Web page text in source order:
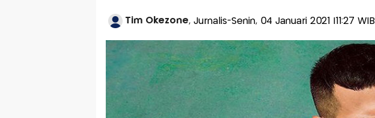
Tim Okezone, Jurnalis-Senin, 04 Januari 2021 |11:27 WIB